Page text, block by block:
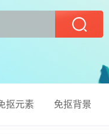
抠元素 免抠背景